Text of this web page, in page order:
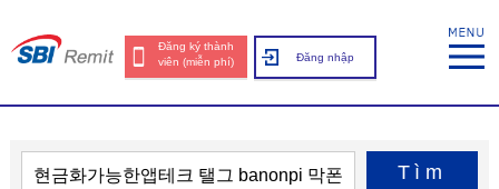
Đăng ký thành
viên (miễn phí)
Đăng nhập
Tìm